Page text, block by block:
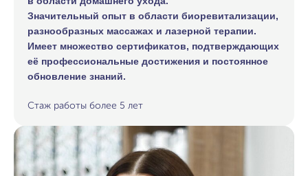
Значительный опыт в области биоревитализации,
разнообразных массажах и лазерной терапии.
Имеет множество сертификатов, подтверждающих
её профессиональные достижения и постоянное
обновление знаний.
Стаж работы более 5 лет